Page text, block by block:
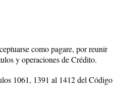
como pagare, por reunir
y operaciones de Crédito.
1061, 1391 al 1412 del Código